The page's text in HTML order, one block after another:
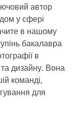
автор
у сфері
в нашому
бакалавра
в
дизайну. Вона
команді,
для